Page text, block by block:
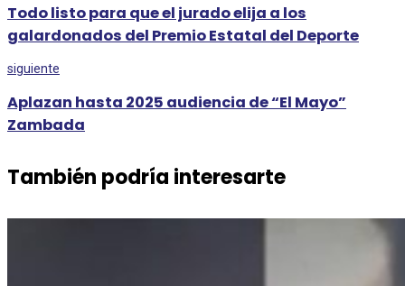
Todo listo para que el jurado elija a los
galardonados del Premio Estatal del Deporte
siguiente
Aplazan hasta 2025 audiencia de “El Mayo”
Zambada
También podría interesarte